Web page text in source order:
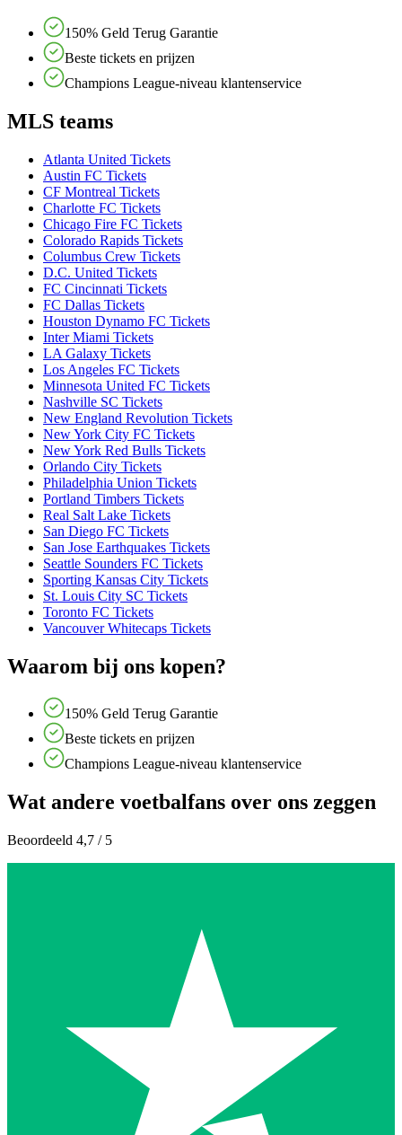
150% Geld Terug Garantie
Beste tickets en prijzen
Champions League-niveau klantenservice
MLS teams
Atlanta United Tickets
Austin FC Tickets
CF Montreal Tickets
Charlotte FC Tickets
Chicago Fire FC Tickets
Colorado Rapids Tickets
Columbus Crew Tickets
D.C. United Tickets
FC Cincinnati Tickets
FC Dallas Tickets
Houston Dynamo FC Tickets
Inter Miami Tickets
LA Galaxy Tickets
Los Angeles FC Tickets
Minnesota United FC Tickets
Nashville SC Tickets
New England Revolution Tickets
New York City FC Tickets
New York Red Bulls Tickets
Orlando City Tickets
Philadelphia Union Tickets
Portland Timbers Tickets
Real Salt Lake Tickets
San Diego FC Tickets
San Jose Earthquakes Tickets
Seattle Sounders FC Tickets
Sporting Kansas City Tickets
St. Louis City SC Tickets
Toronto FC Tickets
Vancouver Whitecaps Tickets
Waarom bij ons kopen?
150% Geld Terug Garantie
Beste tickets en prijzen
Champions League-niveau klantenservice
Wat andere voetbalfans over ons zeggen
Beoordeeld 4,7 / 5